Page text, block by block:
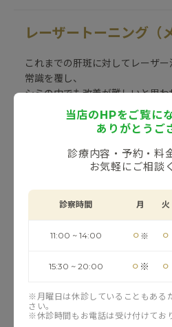
レーザートーニング（
これまでの肝斑に対してレーザ
常識を覆し、
シミの中でも改善が難しいと思
な可能性を広げたレーザーです。
エクセルV
症・赤ら顔など赤みの問題、
ジェネシス
真皮の線維芽細胞を活性化させ
ダメージを修復。
当店のHPをご覧に
ありがとうご
診療内容・予約・料
お気軽にご相談
診察時間 月 火
11:00 ~ 14:00 ⚪︎ ※ ⚪︎
15:30 ~ 20:00 ⚪︎ ※ ⚪︎
※月曜日は休診していることもある
さい。
※休診時間もお電話は受け付けてお